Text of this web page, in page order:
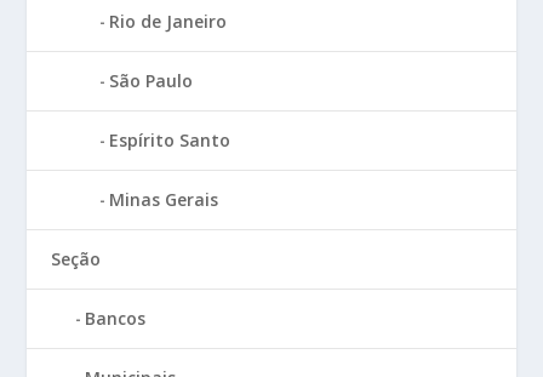
Rio de Janeiro
São Paulo
Espírito Santo
Minas Gerais
Seção
Bancos